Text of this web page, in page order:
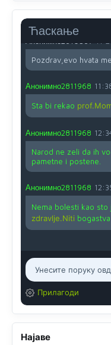
Ћаскање
Pozdrav,evo hvata
Анонимно2811968
Sta bi rekao
Анонимно2811968
Narod ne zeli da ih
pametne i postene.
Анонимно2811968
Nema bolesti kao sto
zdravlje.Niti
Прилагоди
Најаве